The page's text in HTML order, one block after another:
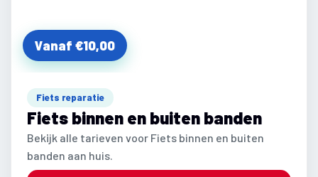
Vanaf €10,00
Fiets reparatie
Fiets binnen en buiten banden
Bekijk alle tarieven voor Fiets binnen en buiten
banden aan huis.